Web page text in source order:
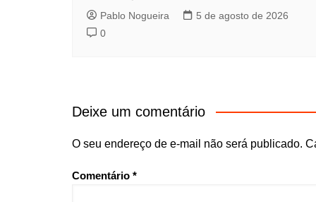
Pablo Nogueira
5 de agosto de 2026
0
Deixe um comentário
O seu endereço de e-mail não será publicado.
Comentário *